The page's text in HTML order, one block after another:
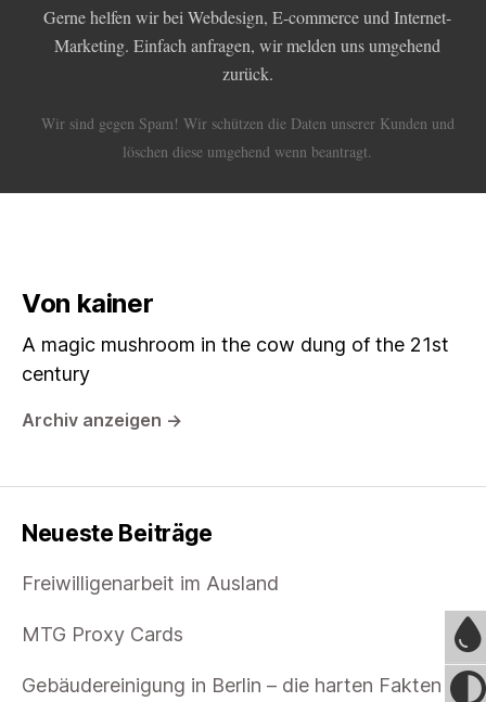
Gerne helfen wir bei Webdesign, E-commerce und Internet-
Marketing. Einfach anfragen, wir melden uns umgehend
zurück.
Wir sind gegen Spam! Wir schützen die Daten unserer Kunden und
löschen diese umgehend wenn beantragt.
Von kainer
A magic mushroom in the cow dung of the 21st
century
Archiv anzeigen →
Neueste Beiträge
Freiwilligenarbeit im Ausland
MTG Proxy Cards
Gebäudereinigung in Berlin – die harten Fakten